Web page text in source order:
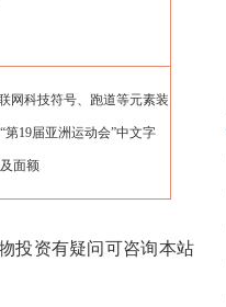
网科技符号、跑道等元素装
19届亚洲运动会”中文字
面额
投资有疑问可咨询本站